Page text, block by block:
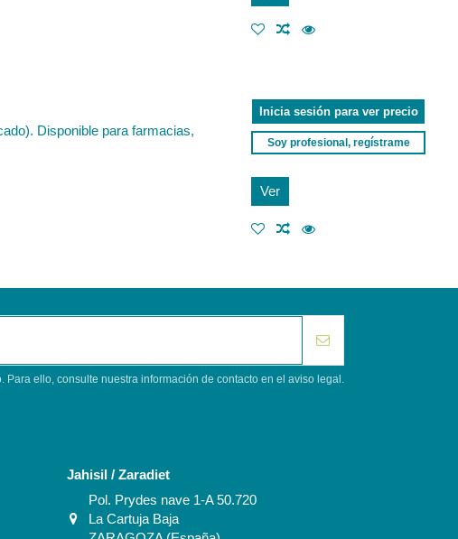
Disponible para farmacias,
Inicia sesión para ver precio
Soy profesional, regístrame
Ver
ello, consulte nuestra información de contacto en el aviso legal.
Jahisil / Zaradiet
Pol. Prydes nave 1-A 50.720
La Cartuja Baja